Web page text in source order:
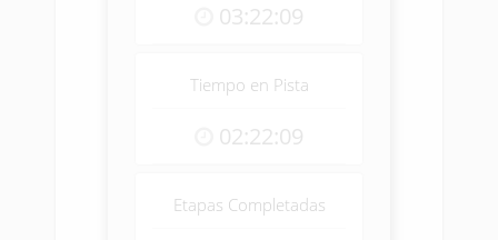
03:22:09
Tiempo en Pista
02:22:09
Etapas Completadas